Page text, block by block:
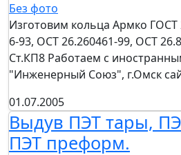
Без фото
Изготовим кольца Армко ГОСТ
6-93, ОСТ 26.260461-99, ОСТ
Ст.КП8 Работаем с
"Инженерный Союз", г.Омск
01.07.2005
Выдув ПЭТ тары,
ПЭТ преформ.